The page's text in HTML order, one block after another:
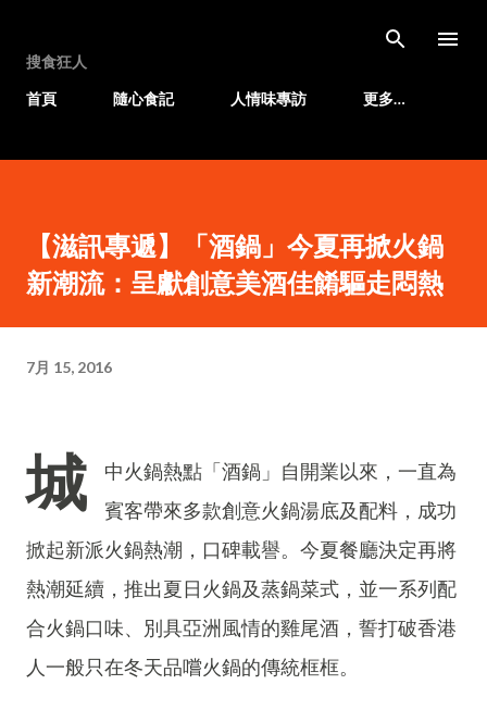
搜食狂人
首頁
隨心食記 人情味專訪 更多…
【滋訊專遞】「酒鍋」今夏再掀火鍋
新潮流：呈獻創意美酒佳餚驅走悶熱
7月 15, 2016
城
中火鍋熱點「酒鍋」自開業以來，一直為
賓客帶來多款創意火鍋湯底及配料，成功
掀起新派火鍋熱潮，口碑載譽。今夏餐廳決定再將
熱潮延續，推出夏日火鍋及蒸鍋菜式，並一系列配
合火鍋口味、別具亞洲風情的雞尾酒，誓打破香港
人一般只在冬天品嚐火鍋的傳統框框。